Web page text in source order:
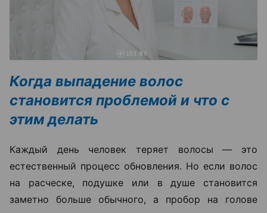
Когда выпадение волос
становится проблемой и что с
этим делать
Каждый день человек теряет волосы — это
естественный процесс обновления. Но если волос
на расческе, подушке или в душе становится
заметно больше обычного, а пробор на голове